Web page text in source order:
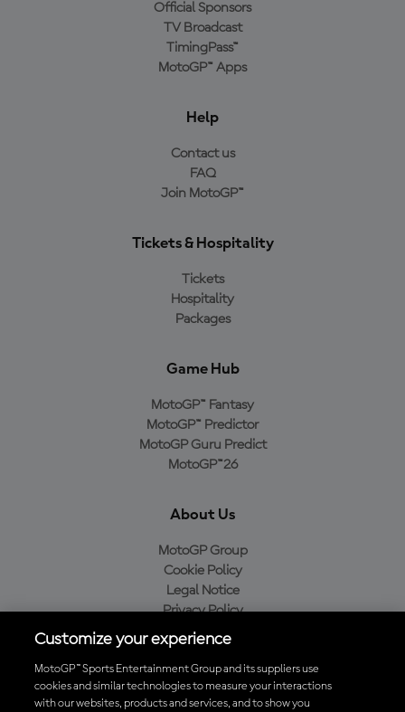
Official Sponsors
TV Broadcast
TimingPass™
MotoGP™ Apps
Help
Contact us
FAQ
Join MotoGP™
Tickets & Hospitality
Tickets
Hospitality
Packages
Game Hub
MotoGP™ Fantasy
MotoGP™ Predictor
MotoGP Guru Predict
MotoGP™26
About Us
MotoGP Group
Cookie Policy
Legal Notice
Privacy Policy
Purchase Policy
Baixe o aplicativo oficial da MotoGP™
Customize your experience
MotoGP™ Sports Entertainment Group and its suppliers use
cookies and similar technologies to measure your interactions
with our websites, products and services, and to show you